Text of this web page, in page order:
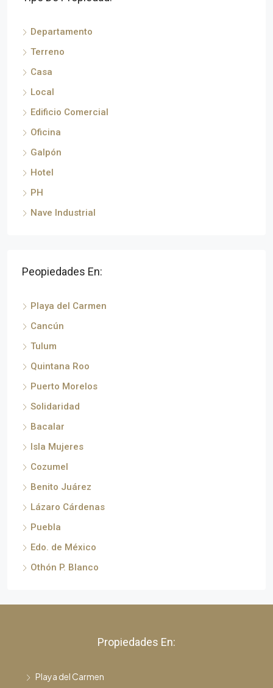
Departamento
Terreno
Casa
Local
Edificio Comercial
Oficina
Galpón
Hotel
PH
Nave Industrial
Peopiedades En:
Playa del Carmen
Cancún
Tulum
Quintana Roo
Puerto Morelos
Solidaridad
Bacalar
Isla Mujeres
Cozumel
Benito Juárez
Lázaro Cárdenas
Puebla
Edo. de México
Othón P. Blanco
Propiedades En:
Playa del Carmen